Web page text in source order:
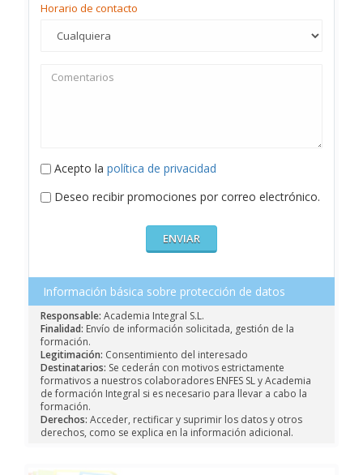
Horario de contacto
Acepto la política de privacidad
Deseo recibir promociones por correo electrónico.
Información básica sobre protección de datos
Responsable: Academia Integral S.L.
Finalidad: Envío de información solicitada, gestión de la
formación.
Legitimación: Consentimiento del interesado
Destinatarios: Se cederán con motivos estrictamente
formativos a nuestros colaboradores ENFES SL y Academia
de formación Integral si es necesario para llevar a cabo la
formación.
Derechos: Acceder, rectificar y suprimir los datos y otros
derechos, como se explica en la información adicional.